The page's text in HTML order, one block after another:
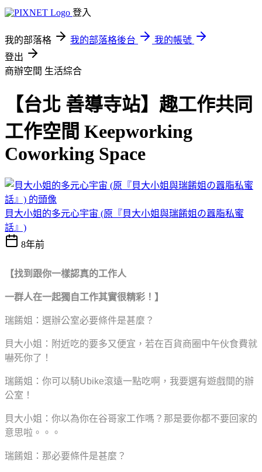
登入
我的部落格 我的部落格後台
我的帳號
登出
商辦空間 生活綜合
【台北 善導寺站】趣工作共同
工作空間 Keepworking
Coworking Space
貝大小姐的多元心宇宙 (原『貝大小姐與瑞餚姐の囂脂私蜜
話』)
8年前
【找到跟你一樣認真的工作人
一群人在一起獨自工作其實很精彩！】
瑞餚姐：選辦公室必要條件是甚麼？
貝大小姐：附近吃的要多又便宜，若在百貨商圈中午伙食費就
嚇死你了！
瑞餚姐：你可以騎Ubike滾遠一點吃啊，我要選有遊戲間的辦
公室！
貝大小姐：你以為你在谷哥家工作嗎？那是要你都不要回家的
意思啦。。。
瑞餚姐：那必要條件是甚麼？